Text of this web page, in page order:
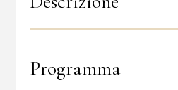
Programma